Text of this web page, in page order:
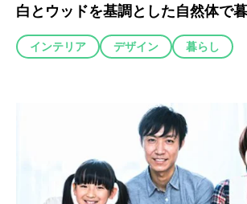
白とウッドを基調とした自然体で
インテリア デザイン 暮らし